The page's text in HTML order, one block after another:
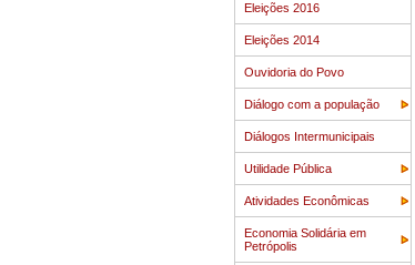
Eleições 2016
Eleições 2014
Ouvidoria do Povo
Diálogo com a população
Diálogos Intermunicipais
Utilidade Pública
Atividades Econômicas
Economia Solidária em
Petrópolis